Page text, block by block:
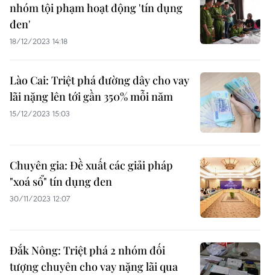
nhóm tội phạm hoạt động 'tín dụng
đen'
18/12/2023 14:18
Lào Cai: Triệt phá đường dây cho vay
lãi nặng lên tới gần 350% mỗi năm
15/12/2023 15:03
Chuyên gia: Đề xuất các giải pháp
"xoá sổ" tín dụng đen
30/11/2023 12:07
Đắk Nông: Triệt phá 2 nhóm đối
tượng chuyên cho vay nặng lãi qua